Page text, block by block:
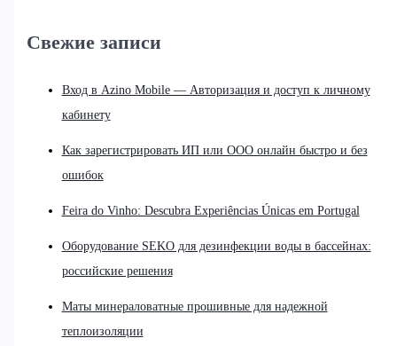
Свежие записи
Вход в Azino Mobile — Авторизация и доступ к личному
кабинету
Как зарегистрировать ИП или ООО онлайн быстро и без
ошибок
Feira do Vinho: Descubra Experiências Únicas em Portugal
Оборудование SEKO для дезинфекции воды в бассейнах:
российские решения
Маты минераловатные прошивные для надежной
теплоизоляции